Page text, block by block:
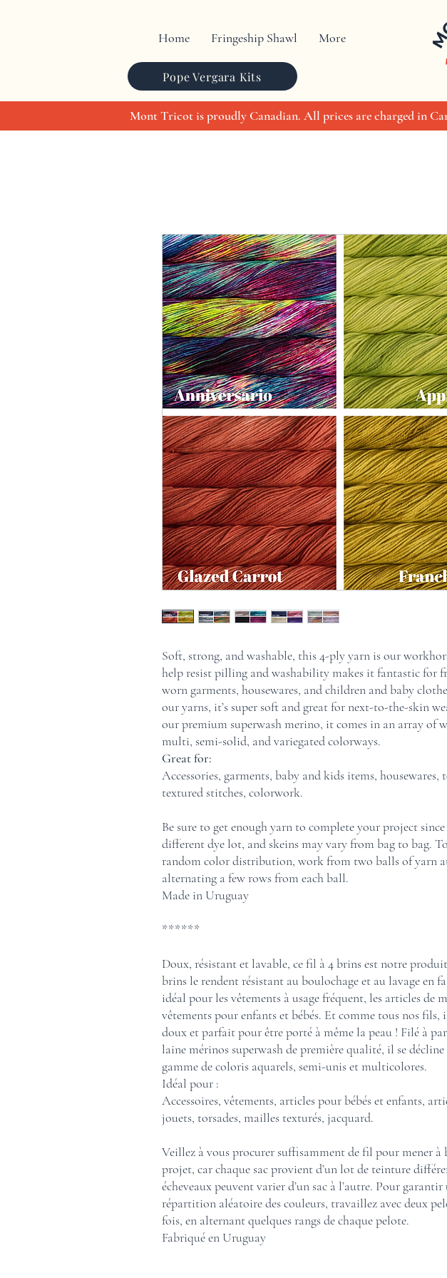
Home Fringeship Shawl More
Pope Vergara Kits
Mont Tricot is proudly Canadian. All prices are charged in
Soft, strong, and washable, this 4-ply yarn is our
help resist pilling and washability makes it fantastic for
worn garments, housewares, and children and baby
our yarns, it’s super soft and great for next-to-the-skin
our premium superwash merino, it comes in an array of
multi, semi-solid, and variegated colorways.
Great for:
Accessories, garments, baby and kids items, housewares,
textured stitches, colorwork.
Be sure to get enough yarn to complete your project since
different dye lot, and skeins may vary from bag to bag.
random color distribution, work from two balls of yarn
alternating a few rows from each ball.
Made in Uruguay
******
Doux, résistant et lavable, ce fil à 4 brins est notre
brins le rendent résistant au boulochage et au lavage en
idéal pour les vêtements à usage fréquent, les articles de
vêtements pour enfants et bébés. Et comme tous nos
doux et parfait pour être porté à même la peau ! Filé à
laine mérinos superwash de première qualité, il se décline
gamme de coloris aquarels, semi-unis et multicolores.
Idéal pour :
Accessoires, vêtements, articles pour bébés et enfants,
jouets, torsades, mailles texturés, jacquard.
Veillez à vous procurer suffisamment de fil pour mener à
projet, car chaque sac provient d’un lot de teinture
écheveaux peuvent varier d’un sac à l’autre. Pour garantir
répartition aléatoire des couleurs, travaillez avec deux
fois, en alternant quelques rangs de chaque pelote.
Fabriqué en Uruguay